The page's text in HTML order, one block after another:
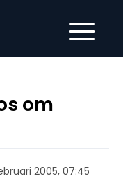
om
2005, 07:45